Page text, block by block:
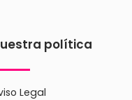
política
Legal